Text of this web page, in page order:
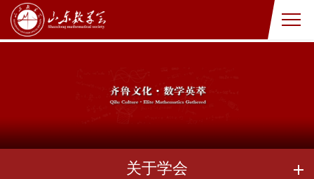
关于学会